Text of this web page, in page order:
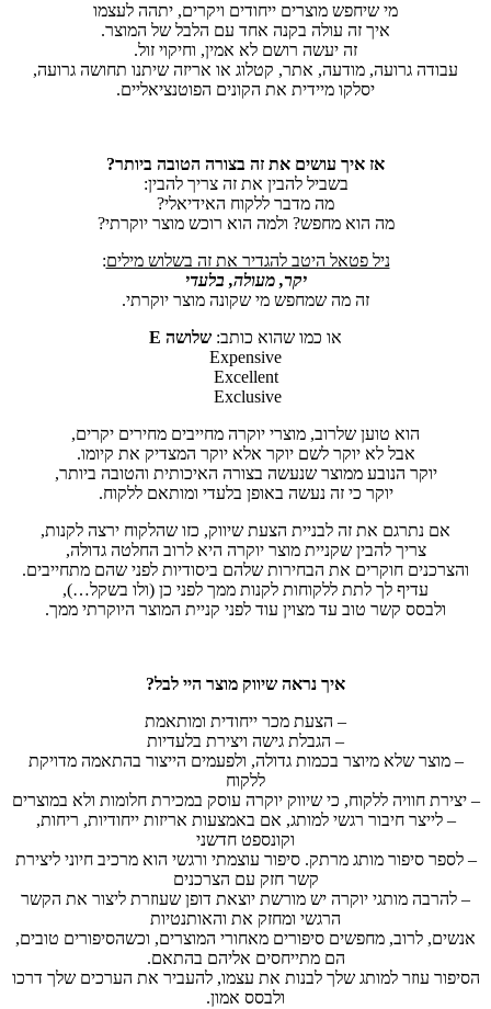
מי שיחפש מוצרים ייחודים ויקרים, יתהה לעצמו
איך זה עולה בקנה אחד עם הלבל של המוצר.
זה יעשה רושם לא אמין, וחיקוי זול.
עבודה גרועה, מודעה, אתר, קטלוג או אריזה שיתנו תחושה גרועה,
יסלקו מיידית את הקונים הפוטנציאליים.
אז איך עושים את זה בצורה הטובה ביותר?
בשביל להבין את זה צריך להבין:
מה מדבר ללקוח האידיאלי?
מה הוא מחפש? ולמה הוא רוכש מוצר יוקרתי?
ניל פטאל היטב להגדיר את זה בשלוש מילים:
יקר, מעולה, בלעדי
זה מה שמחפש מי שקונה מוצר יוקרתי.
או כמו שהוא כותב: שלושה E
Expensive
Excellent
Exclusive
הוא טוען שלרוב, מוצרי יוקרה מחייבים מחירים יקרים,
אבל לא יוקר לשם יוקר אלא יוקר המצדיק את קיומו.
יוקר הנובע ממוצר שנעשה בצורה האיכותית והטובה ביותר,
יוקר כי זה נעשה באופן בלעדי ומותאם ללקוח.
אם נתרגם את זה לבניית הצעת שיווק, כזו שהלקוח ירצה לקנות,
צריך להבין שקניית מוצר יוקרה היא לרוב החלטה גדולה,
והצרכנים חוקרים את הבחירות שלהם ביסודיות לפני שהם מתחייבים.
עדיף לך לתת ללקוחות לקנות ממך לפני כן (ולו בשקל…),
ולבסס קשר טוב עד מצוין עוד לפני קניית המוצר היוקרתי ממך.
איך נראה שיווק מוצר היי לבל?
– הצעת מכר ייחודית ומותאמת
– הגבלת גישה ויצירת בלעדיות
– מוצר שלא מיוצר בכמות גדולה, ולפעמים הייצור בהתאמה מדויקת
ללקוח
– יצירת חוויה ללקוח, כי שיווק יוקרה עוסק במכירת חלומות ולא במוצרים
– לייצר חיבור רגשי למותג, אם באמצעות אריזות ייחודיות, ריחות,
וקונספט חדשני
– לספר סיפור מותג מרתק. סיפור עוצמתי ורגשי הוא מרכיב חיוני ליצירת
קשר חזק עם הצרכנים
– להרבה מותגי יוקרה יש מורשת יוצאת דופן שעוזרת ליצור את הקשר
הרגשי ומחזק את והאותנטיות
אנשים, לרוב, מחפשים סיפורים מאחורי המוצרים, וכשהסיפורים טובים,
הם מתייחסים אליהם בהתאם.
הסיפור עוזר למותג שלך לבנות את עצמו, להעביר את הערכים שלך דרכו
ולבסס אמון.